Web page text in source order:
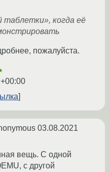
таблетки», когда её
пожалуйста.
03.08.2021
вещь. С одной
с другой